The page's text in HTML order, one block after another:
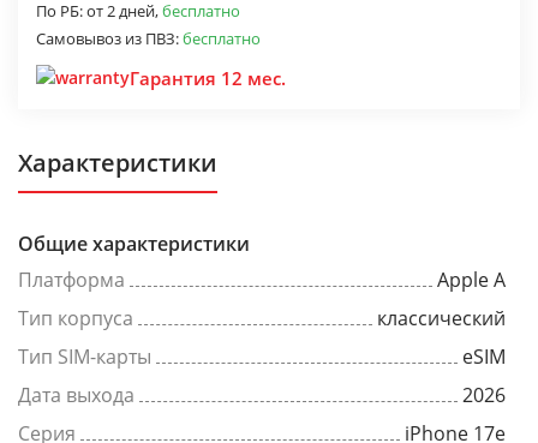
По РБ:от 2 дней,бесплатно
Самовывоз из ПВЗ:бесплатно
Гарантия 12 мес.
Характеристики
Общие характеристики
Платформа
Apple A
Тип корпуса
классический
Тип SIM-карты
eSIM
Дата выхода
2026
Серия
iPhone 17e